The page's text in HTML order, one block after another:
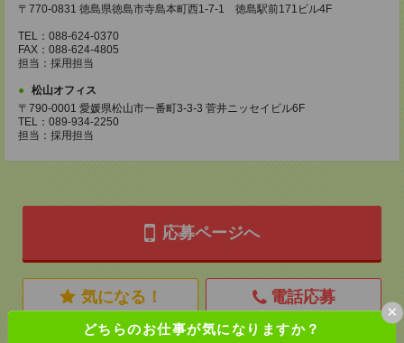
どちらのお仕事が気になりますか？
×
〒770-0831 徳島県徳島市寺島本町西1-7-1 徳島駅前171ビル4F
TEL：088-624-0370
FAX：088-624-4805
担当：採用担当
松山オフィス
〒790-0001 愛媛県松山市一番町3-3-3 菅井ニッセイビル6F
TEL：089-934-2250
担当：採用担当
応募ページへ
気になる！ 電話応募